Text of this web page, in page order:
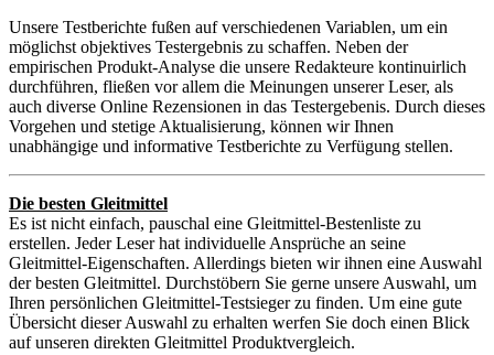
Unsere Testberichte fußen auf verschiedenen Variablen, um ein
möglichst objektives Testergebnis zu schaffen. Neben der
empirischen Produkt-Analyse die unsere Redakteure kontinuirlich
durchführen, fließen vor allem die Meinungen unserer Leser, als
auch diverse Online Rezensionen in das Testergebenis. Durch dieses
Vorgehen und stetige Aktualisierung, können wir Ihnen
unabhängige und informative Testberichte zu Verfügung stellen.
Die besten Gleitmittel
Es ist nicht einfach, pauschal eine Gleitmittel-Bestenliste zu
erstellen. Jeder Leser hat individuelle Ansprüche an seine
Gleitmittel-Eigenschaften. Allerdings bieten wir ihnen eine Auswahl
der besten Gleitmittel. Durchstöbern Sie gerne unsere Auswahl, um
Ihren persönlichen Gleitmittel-Testsieger zu finden. Um eine gute
Übersicht dieser Auswahl zu erhalten werfen Sie doch einen Blick
auf unseren direkten Gleitmittel Produktvergleich.